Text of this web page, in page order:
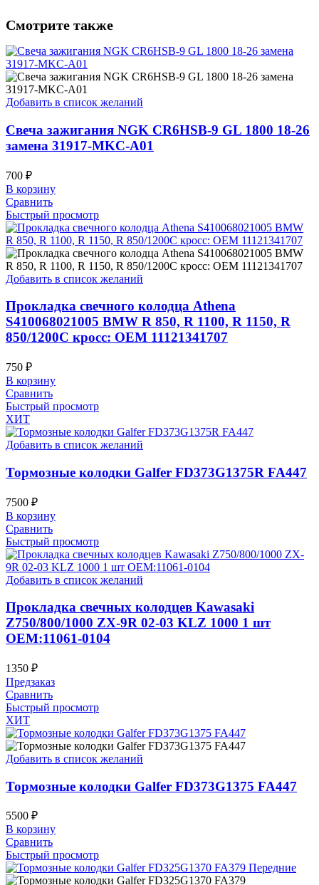
Смотрите также
Добавить в список желаний
Свеча зажигания NGK CR6HSB-9 GL 1800 18-26
замена 31917-MKC-A01
700 ₽
В корзину
Сравнить
Быстрый просмотр
Добавить в список желаний
Прокладка свечного колодца Athena
S410068021005 BMW R 850, R 1100, R 1150, R
850/1200C кросс: OEM 11121341707
750 ₽
В корзину
Сравнить
Быстрый просмотр
ХИТ
Добавить в список желаний
Тормозные колодки Galfer FD373G1375R FA447
7500 ₽
В корзину
Сравнить
Быстрый просмотр
Добавить в список желаний
Прокладка свечных колодцев Kawasaki
Z750/800/1000 ZX-9R 02-03 KLZ 1000 1 шт
OEM:11061-0104
1350 ₽
Предзаказ
Сравнить
Быстрый просмотр
ХИТ
Добавить в список желаний
Тормозные колодки Galfer FD373G1375 FA447
5500 ₽
В корзину
Сравнить
Быстрый просмотр